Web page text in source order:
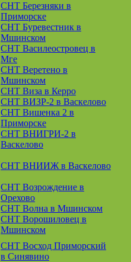
СНТ Березняки в
Приморске
СНТ Буревестник в
Мшинском
СНТ Василеостровец в
Мге
СНТ Веретено в
Мшинском
СНТ Виза в Керро
СНТ ВИЗР-2 в Васкелово
СНТ Вишенка 2 в
Приморске
СНТ ВНИГРИ-2 в
Васкелово
СНТ ВНИИЖ в Васкелово
СНТ Возрождение в
Орехово
СНТ Волна в Мшинском
СНТ Ворошиловец в
Мшинском
СНТ Восход Приморский
в Синявино